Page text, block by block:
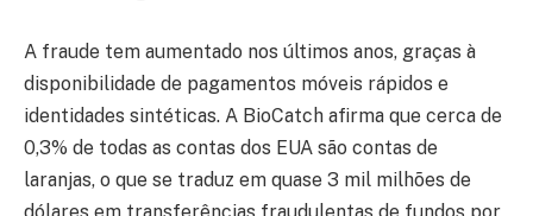
A fraude tem aumentado nos últimos anos, graças à
disponibilidade de pagamentos móveis rápidos e
identidades sintéticas. A BioCatch afirma que cerca de
0,3% de todas as contas dos EUA são contas de
laranjas, o que se traduz em quase 3 mil milhões de
dólares em transferências fraudulentas de fundos por